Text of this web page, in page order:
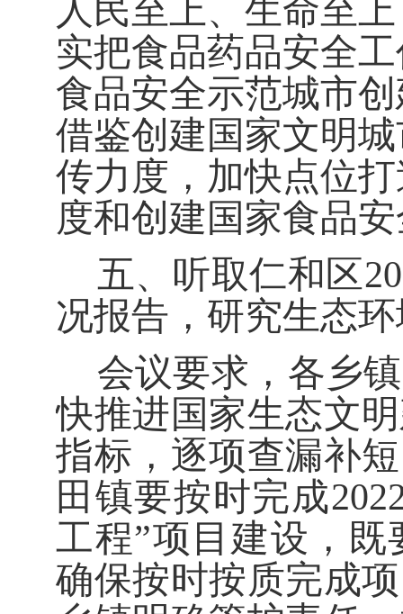
人民至上、生命至
实把食品药品安全
食品安全示范城市
借鉴创建国家文明
传力度，加快点位
度和创建国家食品
五、 听取仁和区
况报告，研究生态
会议要求 ， 各乡镇
快推进国家生态文
指标，逐项查漏补短
田镇要按时完成
工程”项目 建设，既
确保按时按质完成